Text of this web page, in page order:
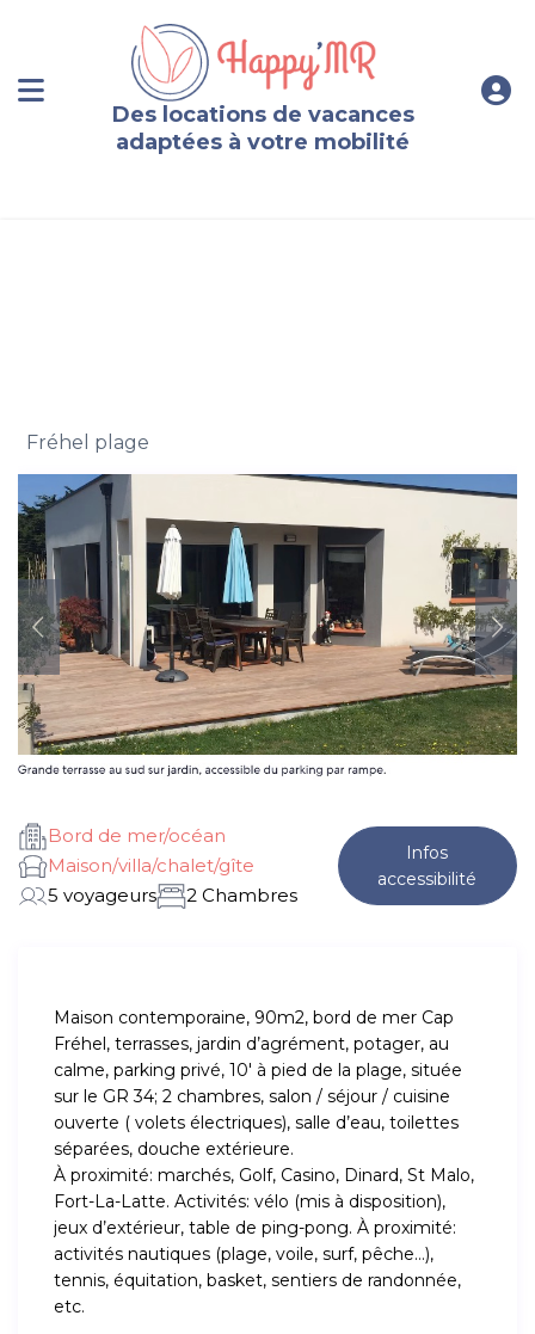
Des locations de vacances
adaptées à votre mobilité
Fréhel plage
Bord de mer/océan
Maison/villa/chalet/gîte
5 voyageurs
2 Chambres
Infos
accessibilité
Maison contemporaine, 90m2, bord de mer Cap
Fréhel, terrasses, jardin d’agrément, potager, au
calme, parking privé, 10′ à pied de la plage, située
sur le GR 34; 2 chambres, salon / séjour / cuisine
ouverte ( volets électriques), salle d’eau, toilettes
séparées, douche extérieure.
À proximité: marchés, Golf, Casino, Dinard, St Malo,
Fort-La-Latte. Activités: vélo (mis à disposition),
jeux d’extérieur, table de ping-pong. À proximité:
activités nautiques (plage, voile, surf, pêche…),
tennis, équitation, basket, sentiers de randonnée,
etc.